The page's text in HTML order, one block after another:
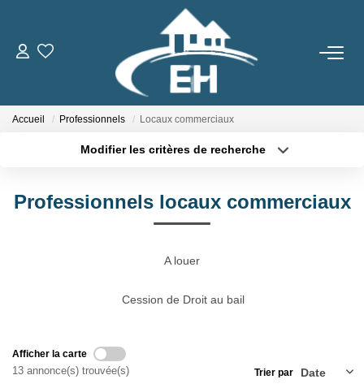
ACHETER
Gestion Locative
ESTIMER
NOTRE AGENCE
Accueil Professionnels Locaux commerciaux
Modifier les critères de recherche
Type de bien
Créer une alerte
Professionnels locaux commerciaux
A louer
Cession de Droit au bail
Afficher la carte
13 annonce(s) trouvée(s) Trier par